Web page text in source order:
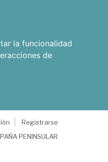
la funcionalidad
de
Registrarse
PENINSULAR